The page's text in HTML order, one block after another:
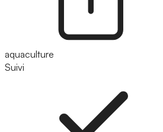
aquaculture
Suivi